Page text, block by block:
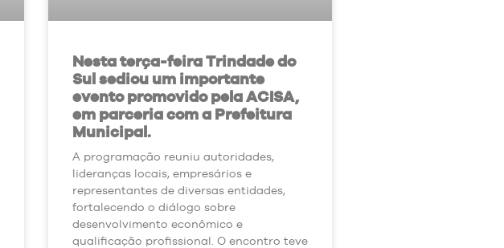
Nesta terça-feira Trindade do
Sul sediou um importante
evento promovido pela ACISA,
em parceria com a Prefeitura
Municipal.
A programação reuniu autoridades,
lideranças locais, empresários e
representantes de diversas entidades,
fortalecendo o diálogo sobre
desenvolvimento econômico e
qualificação profissional. O encontro teve